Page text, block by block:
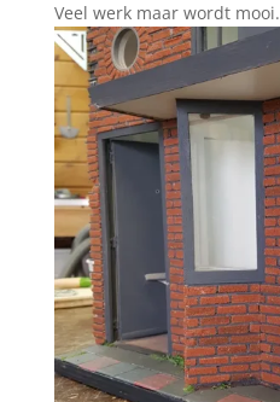
Veel werk maar wordt mooi.